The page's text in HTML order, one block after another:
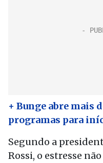
+ Bunge abre mais
programas para
Segundo a
Rossi, o estresse